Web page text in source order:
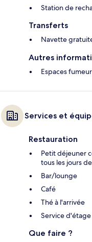
Station de
Transferts
Navette
Autres
Espaces
Services et
Restauration
Petit déjeuner
tous les jours
Bar/lounge
Café
Thé à l'arrivée
Service
Que faire ?